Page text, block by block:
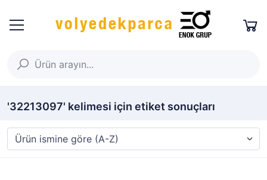
'32213097' kelimesi için etiket sonuçları